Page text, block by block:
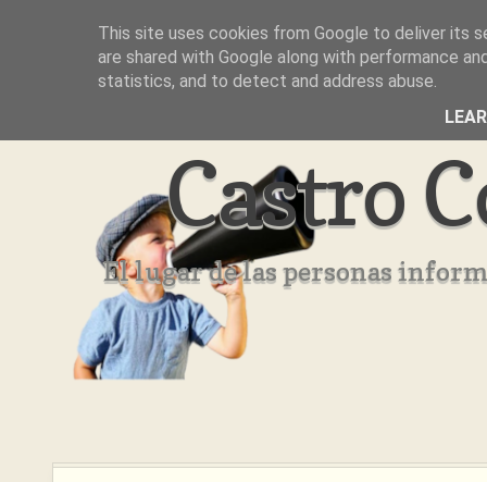
Inicio Aviso Legal Quienes Somos ??
Castro
El lugar de las personas
This site uses cookies from Google to deliver its
are shared with Google along with performance
statistics, and to detect and address abuse.